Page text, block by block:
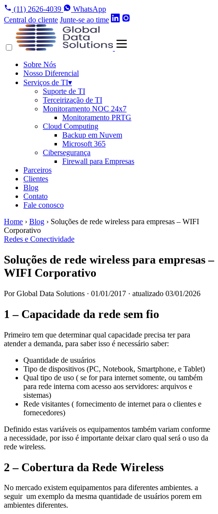
(11) 2626-4039
WhatsApp
Central do cliente Junte-se ao time
Sobre Nós
Nosso Diferencial
Serviços de TI▾
Suporte de TI
Terceirização de TI
Monitoramento NOC 24x7
Monitoramento PRTG
Cloud Computing
Backup em Nuvem
Microsoft 365
Cibersegurança
Firewall para Empresas
Parceiros
Clientes
Blog
Contato
Fale conosco
Home › Blog › Soluções de rede wireless para empresas – WIFI
Corporativo
Redes e Conectividade
Soluções de rede wireless para empresas –
WIFI Corporativo
Por Global Data Solutions · 01/01/2017 · atualizado 03/01/2026
1 – Capacidade da rede sem fio
Primeiro tem que determinar qual capacidade precisa ter para
atender a demanda, para saber isso é necessário saber:
Quantidade de usuários
Tipo de dispositivos (PC, Notebook, Smartphone, e Tablet)
Qual tipo de uso ( se for para internet somente, ou também
para rede interna com acesso aos servidores: arquivos e
sistemas)
Rede visitantes ( fornecimento de internet para o clientes e
fornecedores)
Definido estas variáveis os equipamentos também variam conforme
a necessidade, por isso é importante deixar claro qual será o uso da
rede wireless.
2 – Cobertura da Rede Wireless
No mercado existem equipamentos para diferentes ambientes. a
seguir um exemplo da mesma quantidade de usuários porem em
ambientes diferentes.